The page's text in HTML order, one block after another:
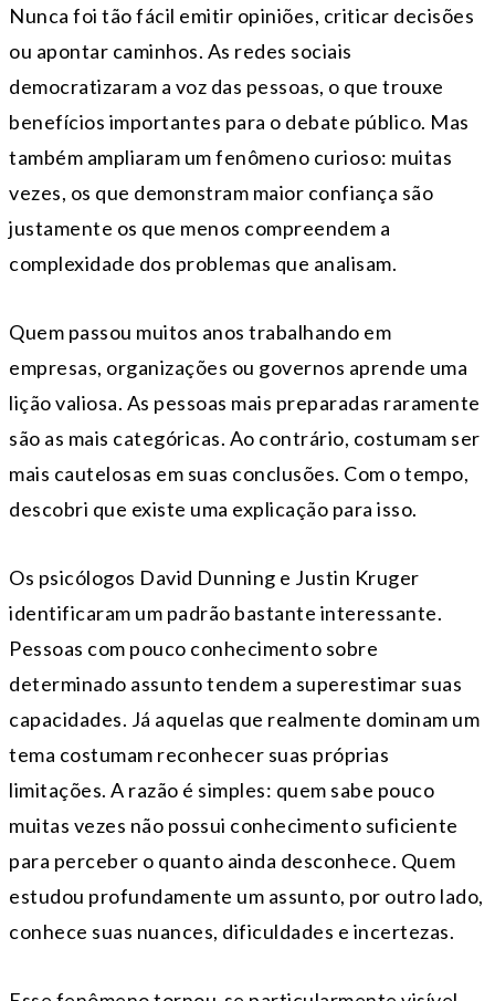
Nunca foi tão fácil emitir opiniões, criticar decisões
ou apontar caminhos. As redes sociais
democratizaram a voz das pessoas, o que trouxe
benefícios importantes para o debate público. Mas
também ampliaram um fenômeno curioso: muitas
vezes, os que demonstram maior confiança são
justamente os que menos compreendem a
complexidade dos problemas que analisam.
Quem passou muitos anos trabalhando em
empresas, organizações ou governos aprende uma
lição valiosa. As pessoas mais preparadas raramente
são as mais categóricas. Ao contrário, costumam ser
mais cautelosas em suas conclusões. Com o tempo,
descobri que existe uma explicação para isso.
Os psicólogos David Dunning e Justin Kruger
identificaram um padrão bastante interessante.
Pessoas com pouco conhecimento sobre
determinado assunto tendem a superestimar suas
capacidades. Já aquelas que realmente dominam um
tema costumam reconhecer suas próprias
limitações. A razão é simples: quem sabe pouco
muitas vezes não possui conhecimento suficiente
para perceber o quanto ainda desconhece. Quem
estudou profundamente um assunto, por outro lado,
conhece suas nuances, dificuldades e incertezas.